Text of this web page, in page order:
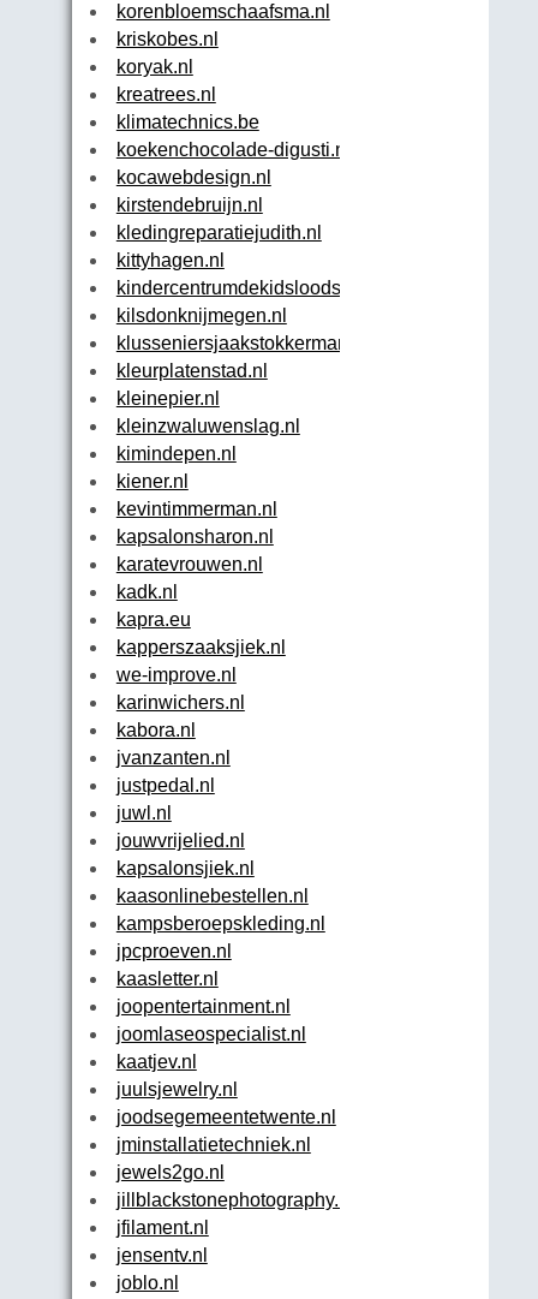
korenbloemschaafsma.nl
kriskobes.nl
koryak.nl
kreatrees.nl
klimatechnics.be
koekenchocolade-digusti.nl
kocawebdesign.nl
kirstendebruijn.nl
kledingreparatiejudith.nl
kittyhagen.nl
kindercentrumdekidsloods.nl
kilsdonknijmegen.nl
klusseniersjaakstokkermans.nl
kleurplatenstad.nl
kleinepier.nl
kleinzwaluwenslag.nl
kimindepen.nl
kiener.nl
kevintimmerman.nl
kapsalonsharon.nl
karatevrouwen.nl
kadk.nl
kapra.eu
kapperszaaksjiek.nl
we-improve.nl
karinwichers.nl
kabora.nl
jvanzanten.nl
justpedal.nl
juwl.nl
jouwvrijelied.nl
kapsalonsjiek.nl
kaasonlinebestellen.nl
kampsberoepskleding.nl
jpcproeven.nl
kaasletter.nl
joopentertainment.nl
joomlaseospecialist.nl
kaatjev.nl
juulsjewelry.nl
joodsegemeentetwente.nl
jminstallatietechniek.nl
jewels2go.nl
jillblackstonephotography.nl
jfilament.nl
jensentv.nl
joblo.nl